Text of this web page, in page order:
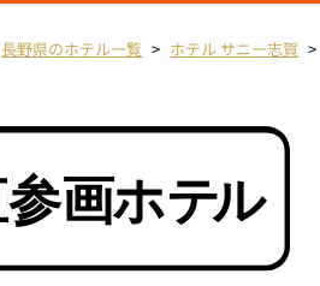
長野県のホテル一覧 ホテル サニー志賀